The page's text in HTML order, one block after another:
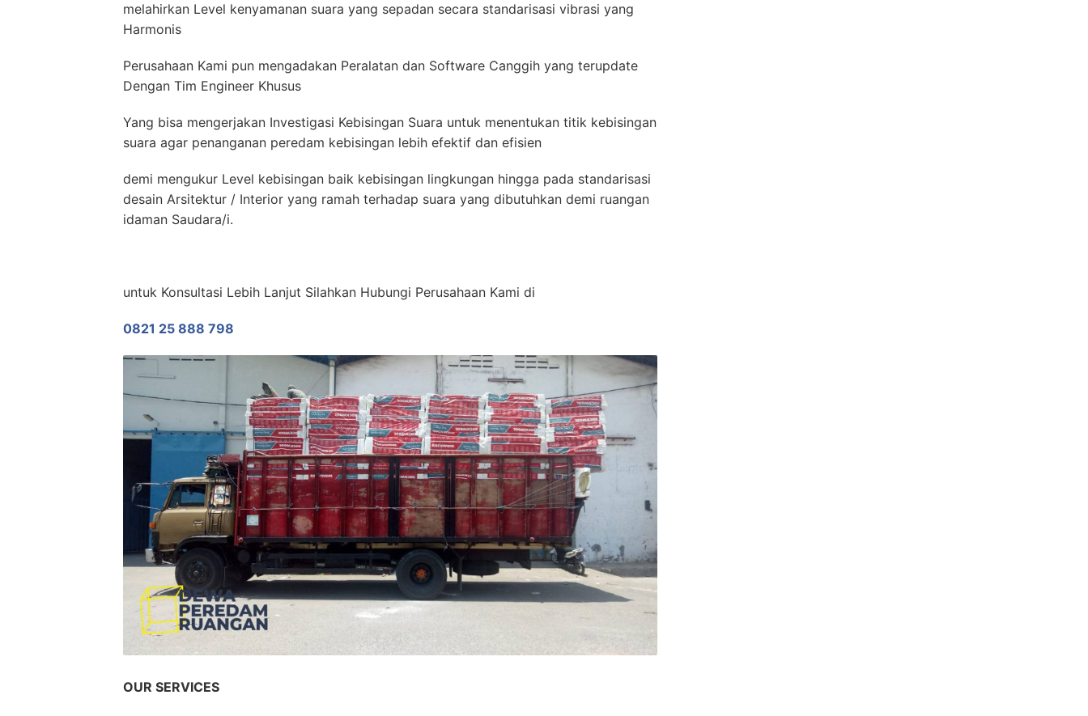
melahirkan Level kenyamanan suara yang sepadan secara standarisasi vibrasi yang
Harmonis
Perusahaan Kami pun mengadakan Peralatan dan Software Canggih yang terupdate
Dengan Tim Engineer Khusus
Yang bisa mengerjakan Investigasi Kebisingan Suara untuk menentukan titik kebisingan
suara agar penanganan peredam kebisingan lebih efektif dan efisien
demi mengukur Level kebisingan baik kebisingan lingkungan hingga pada standarisasi
desain Arsitektur / Interior yang ramah terhadap suara yang dibutuhkan demi ruangan
idaman Saudara/i.
untuk Konsultasi Lebih Lanjut Silahkan Hubungi Perusahaan Kami di
0821 25 888 798
OUR SERVICES